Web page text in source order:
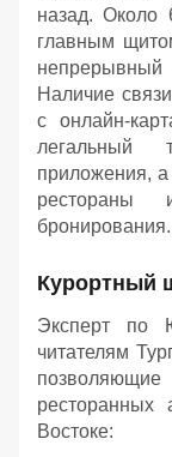
назад. Около
главным
Наличие
с онлайн-
легальный
приложения,
рестораны
бронирования.
Курортный
Эксперт по
читателям
Востоке: